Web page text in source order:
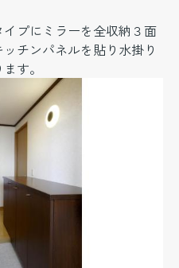
プにミラーを全収納３面
チンパネルを貼り水掛り
す。